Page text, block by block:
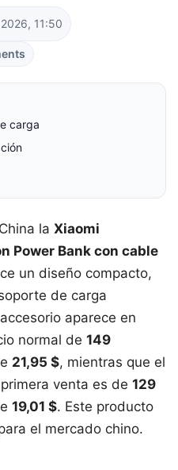
11:50
carga
la Xiaomi
Power Bank con cable
un diseño compacto,
de carga
aparece en
normal de 149
21,95 $, mientras que el
venta es de 129
19,01 $. Este producto
el mercado chino.